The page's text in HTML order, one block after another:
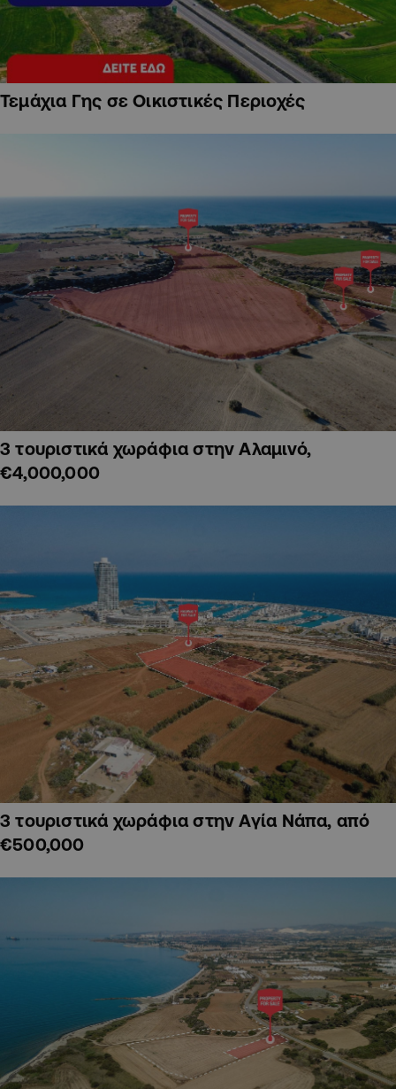
Τεμάχια Γης σε Οικιστικές Περιοχές
3 τουριστικά χωράφια στην Αλαμινό,
€4,000,000
3 τουριστικά χωράφια στην Αγία Νάπα, από
€500,000